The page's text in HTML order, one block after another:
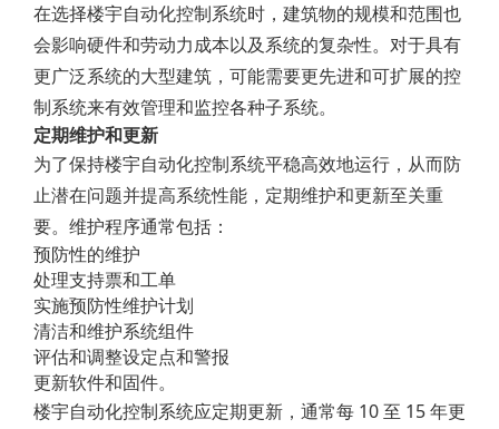
在选择楼宇自动化控制系统时，建筑物的规模和范围也
会影响硬件和劳动力成本以及系统的复杂性。对于具有
更广泛系统的大型建筑，可能需要更先进和可扩展的控
制系统来有效管理和监控各种子系统。
定期维护和更新
为了保持楼宇自动化控制系统平稳高效地运行，从而防
止潜在问题并提高系统性能，定期维护和更新至关重
要。维护程序通常包括：
预防性的维护
处理支持票和工单
实施预防性维护计划
清洁和维护系统组件
评估和调整设定点和警报
更新软件和固件。
楼宇自动化控制系统应定期更新，通常每 10 至 15 年更